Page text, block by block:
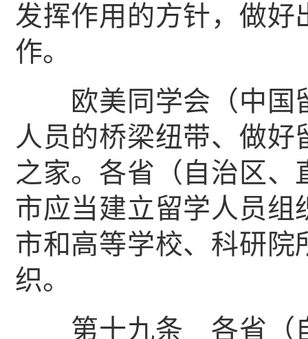
发挥作用的方针，做好
作。
欧美同学会（中国
人员的桥梁纽带、做
之家。各省（自治区
市应当建立留学人员
市和高等学校、科研
织。
第十九条 各省（自